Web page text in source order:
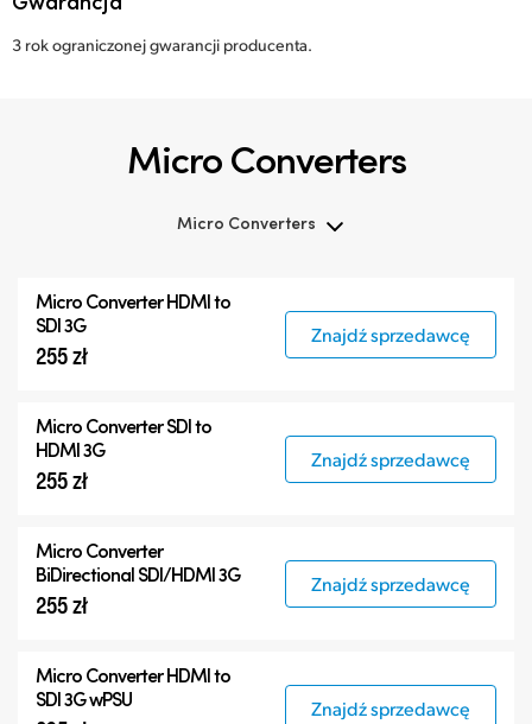
3 rok ograniczonej gwarancji producenta.
Micro Converters
Micro Converters
Akcesoria
Micro ConverterHDMI to
SDI 3G
255 zł
Znajdź sprzedawcę
Micro ConverterSDI to
HDMI 3G
255 zł
Znajdź sprzedawcę
Micro Converter
BiDirectional SDI/HDMI 3G
255 zł
Znajdź sprzedawcę
Micro ConverterHDMI to
SDI 3G wPSU
Znajdź sprzedawcę